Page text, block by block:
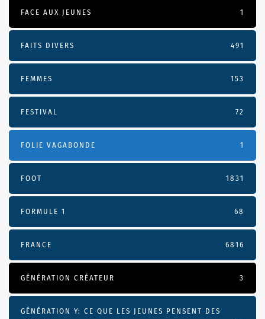
FACE AUX JEUNES 1
FAITS DIVERS 491
FEMMES 153
FESTIVAL 72
FOLIE VAGABONDE 1
FOOT 1831
FORMULE 1 68
FRANCE 6816
GÉNÉRATION CRÉATEUR 3
GÉNÉRATION Y: CE QUE LES JEUNES PENSENT DES